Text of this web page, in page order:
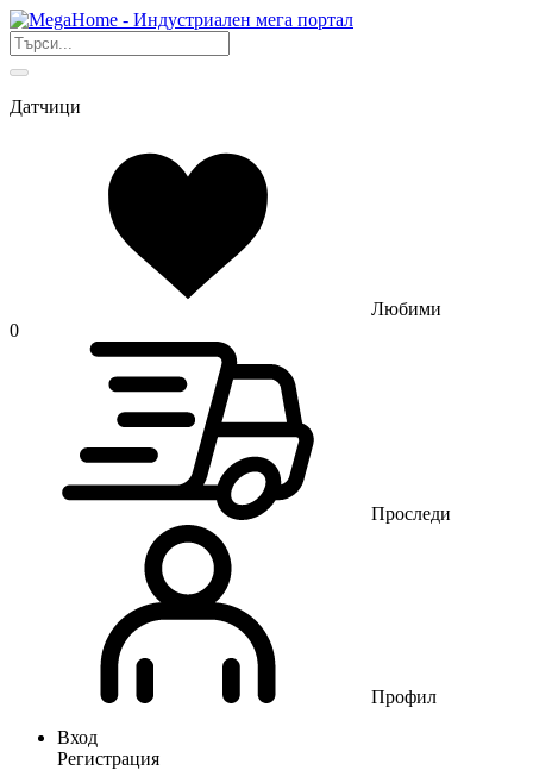
Датчици
Любими
0
Проследи
Профил
Вход
Регистрация